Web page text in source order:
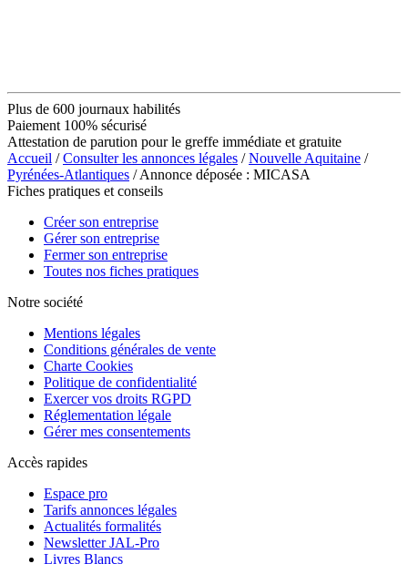
Plus de 600 journaux habilités
Paiement 100% sécurisé
Attestation de parution pour le greffe immédiate et gratuite
Accueil /Consulter les annonces légales /Nouvelle Aquitaine /
Pyrénées-Atlantiques / Annonce déposée : MICASA
Fiches pratiques et conseils
Créer son entreprise
Gérer son entreprise
Fermer son entreprise
Toutes nos fiches pratiques
Notre société
Mentions légales
Conditions générales de vente
Charte Cookies
Politique de confidentialité
Exercer vos droits RGPD
Réglementation légale
Gérer mes consentements
Accès rapides
Espace pro
Tarifs annonces légales
Actualités formalités
Newsletter JAL-Pro
Livres Blancs